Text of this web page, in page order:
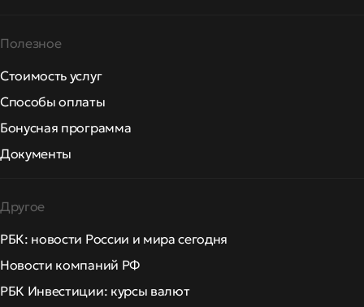
Полезное
Стоимость услуг
Способы оплаты
Бонусная программа
Документы
Другое
РБК: новости России и мира сегодня
Новости компаний РФ
РБК Инвестиции: курсы валют